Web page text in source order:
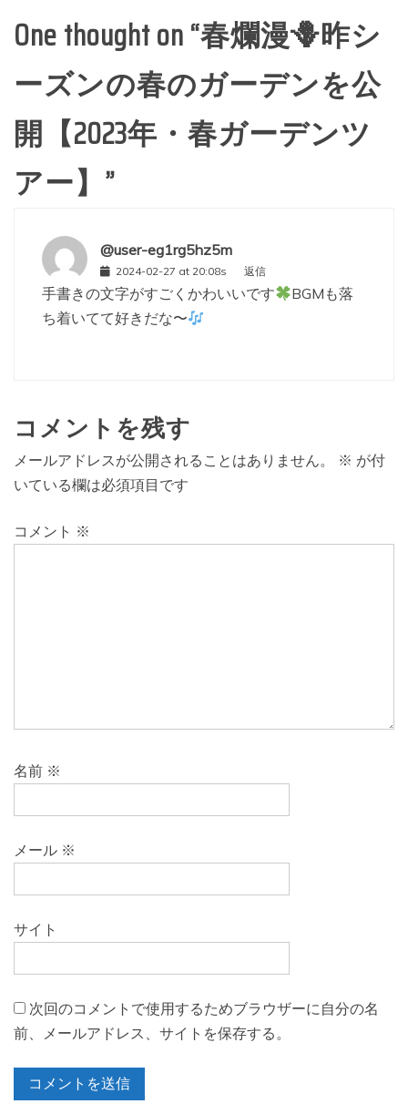
One thought on “春爛漫🪻昨シ
ーズンの春のガーデンを公
開【2023年・春ガーデンツ
アー】 ”
@user-eg1rg5hz5m
2024-02-27 at 20:08s 返信
手書きの文字がすごくかわいいです
BGMも落
ち着いてて好きだな〜
コメントを残す
メールアドレスが公開されることはありません。 ※ が付
いている欄は必須項目です
コメント ※
名前 ※
メール ※
サイト
次回のコメントで使用するためブラウザーに自分の名
前、メールアドレス、サイトを保存する。